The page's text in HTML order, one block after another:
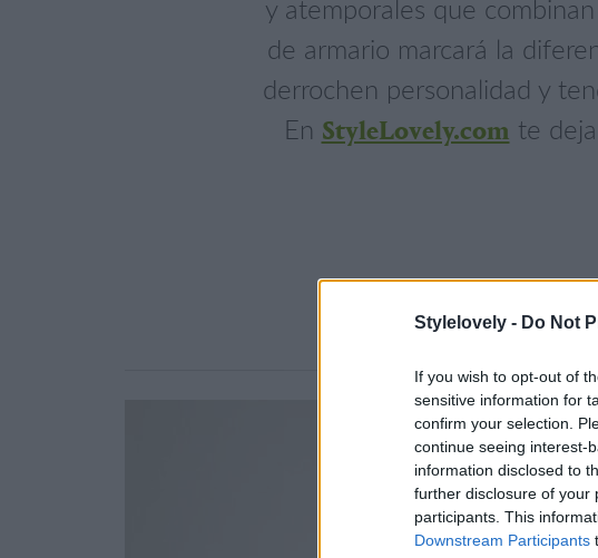
Stylelovely - Do Not
If you wish to opt-out of
sensitive information for
confirm your selection.
continue seeing interest-
information disclosed to
further disclosure of your
participants. This
Downstream Participants
y atemporales que
de armario marcará la
derrochen personalidad y
En StyleLovely.com te